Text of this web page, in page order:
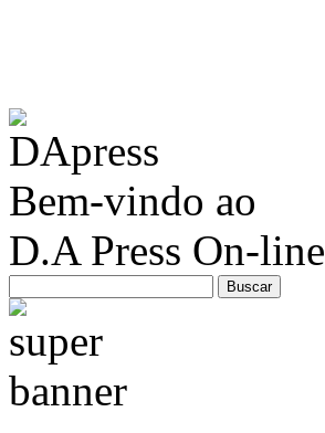
Bem-vindo ao
D.A Press On-line